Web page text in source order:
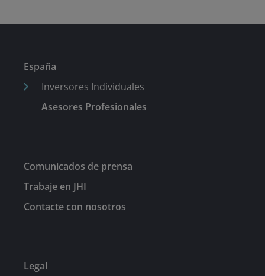
España
Inversores Individuales
Asesores Profesionales
Comunicados de prensa
Trabaje en JHI
Contacte con nosotros
Legal